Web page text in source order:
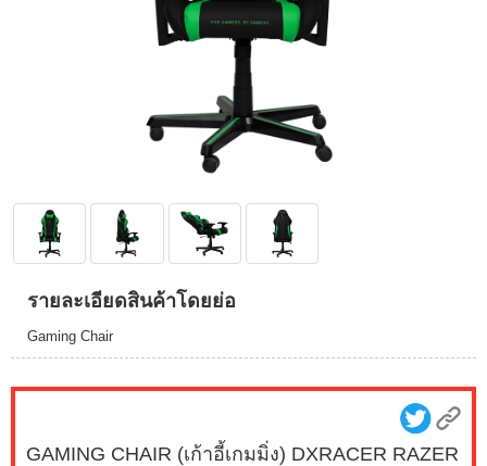
รายละเอียดสินค้าโดยย่อ
Gaming Chair
GAMING CHAIR (เก้าอี้เกมมิ่ง) DXRACER RAZER